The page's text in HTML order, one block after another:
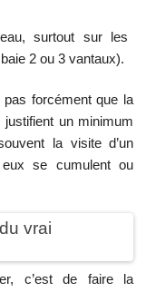
surtout sur les
2 ou 3 vantaux).
pas forcément que la
un minimum
la visite d’un
eux se cumulent ou
vrai
c’est de faire la